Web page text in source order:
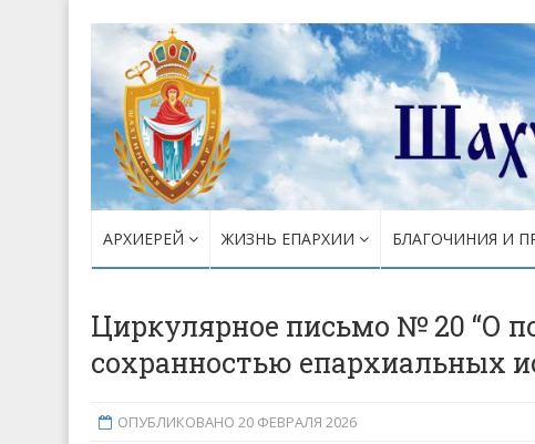
АРХИЕРЕЙ ЖИЗНЬ ЕПАРХИИ БЛАГОЧИНИЯ И
Циркулярное письмо № 20 “О
сохранностью епархиальных
ОПУБЛИКОВАНО 20 ФЕВРАЛЯ 2026